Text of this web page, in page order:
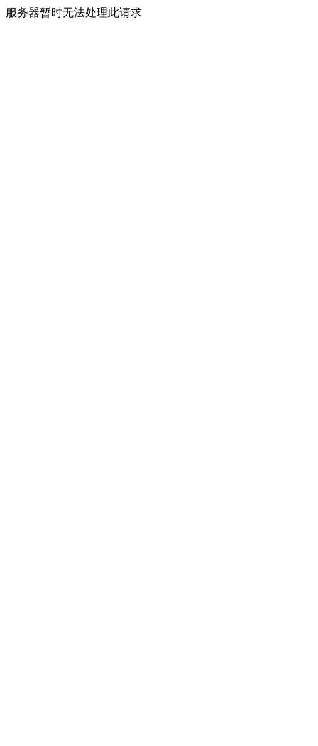
服务器暂时无法处理此请求